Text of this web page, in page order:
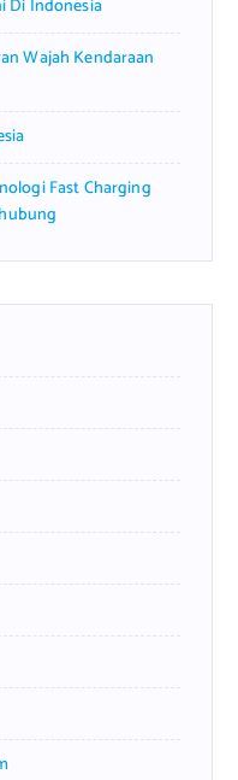
Di Indonesia
Wajah Kendaraan
Fast Charging